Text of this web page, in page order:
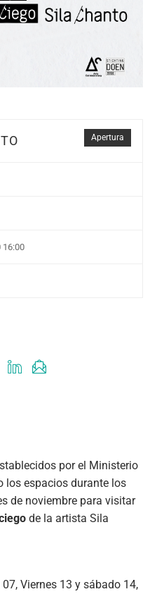
Apertura
16:00
por el Ministerio
los espacios durante los
de noviembre para visitar
de la artista Sila
Viernes 13 y sábado 14,